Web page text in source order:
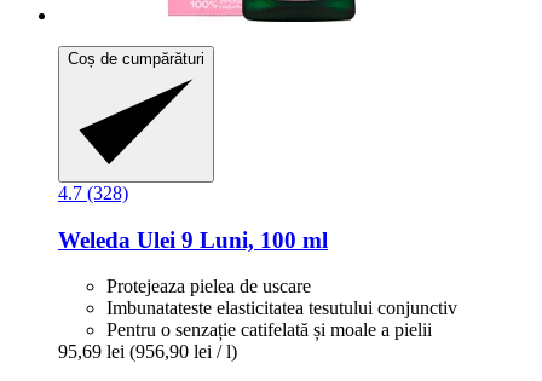
Coș de cumpărături
4.7 (328)
Weleda Ulei 9 Luni, 100 ml
Protejeaza pielea de uscare
Imbunatateste elasticitatea tesutului conjunctiv
Pentru o senzație catifelată și moale a pielii
95,69 lei (956,90 lei / l)